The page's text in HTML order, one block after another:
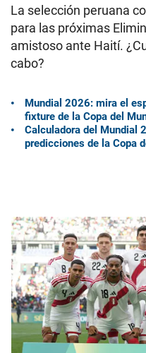
La selección peruana
para las próximas
amistoso ante Haití.
cabo?
Mundial 2026: mira el
fixture de la Copa del
Calculadora del Mundial
predicciones de la Copa